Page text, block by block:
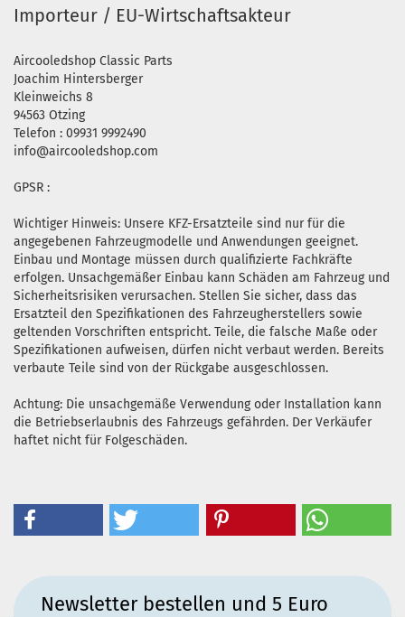
Importeur / EU-Wirtschaftsakteur
Aircooledshop Classic Parts
Joachim Hintersberger
Kleinweichs 8
94563 Otzing
Telefon : 09931 9992490
info@aircooledshop.com
GPSR :
Wichtiger Hinweis: Unsere KFZ-Ersatzteile sind nur für die
angegebenen Fahrzeugmodelle und Anwendungen geeignet.
Einbau und Montage müssen durch qualifizierte Fachkräfte
erfolgen. Unsachgemäßer Einbau kann Schäden am Fahrzeug und
Sicherheitsrisiken verursachen. Stellen Sie sicher, dass das
Ersatzteil den Spezifikationen des Fahrzeugherstellers sowie
geltenden Vorschriften entspricht. Teile, die falsche Maße oder
Spezifikationen aufweisen, dürfen nicht verbaut werden. Bereits
verbaute Teile sind von der Rückgabe ausgeschlossen.
Achtung: Die unsachgemäße Verwendung oder Installation kann
die Betriebserlaubnis des Fahrzeugs gefährden. Der Verkäufer
haftet nicht für Folgeschäden.
Newsletter bestellen und 5 Euro